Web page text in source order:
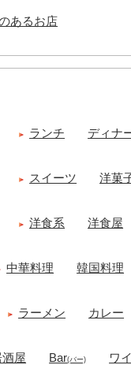
あるお店
ランチ ディナ
スイーツ 洋菓
洋食系 洋食屋
中華料理 韓国料理
ラーメン カレー
酒屋 Bar(バー) ワ